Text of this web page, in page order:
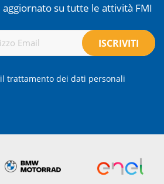
su tutte le attività FMI
trattamento dei dati personali